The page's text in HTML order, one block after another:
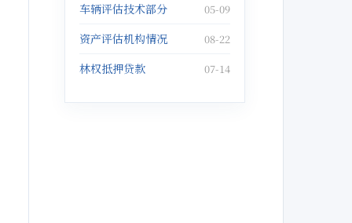
车辆评估技术部分 05-09
资产评估机构情况 08-22
林权抵押贷款 07-14